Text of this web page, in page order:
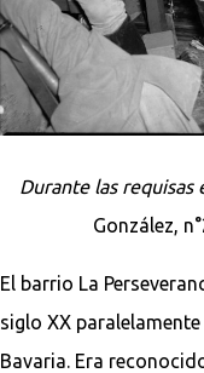
Durante las requisas
González,
El barrio La
siglo XX
Bavaria. Era